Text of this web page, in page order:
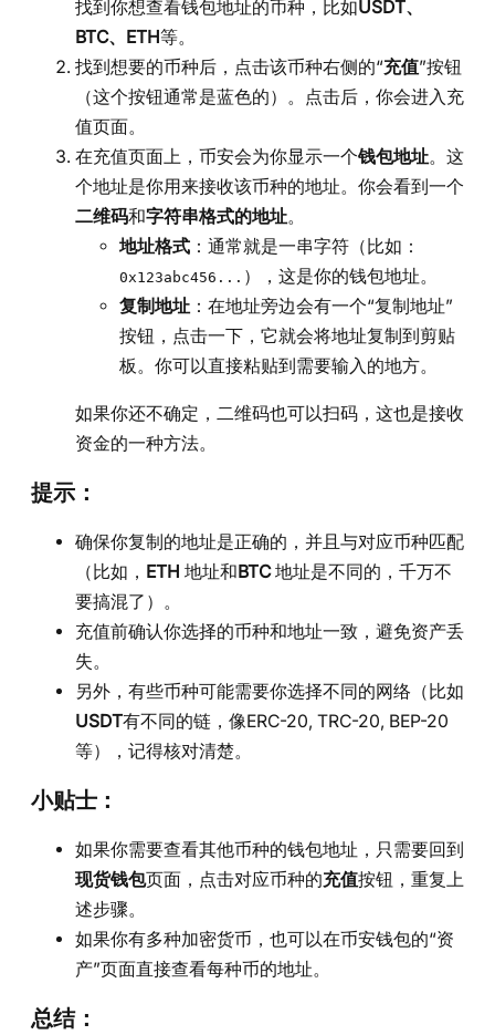
找到你想查看钱包地址的币种，比如USDT、
BTC、ETH等。
找到想要的币种后，点击该币种右侧的“充值”按钮
（这个按钮通常是蓝色的）。点击后，你会进入充
值页面。
在充值页面上，币安会为你显示一个钱包地址。这
个地址是你用来接收该币种的地址。你会看到一个
二维码和字符串格式的地址。
地址格式 ：通常就是一串字符（比如：
0x123abc456... ），这是你的钱包地址。
复制地址 ：在地址旁边会有一个“复制地址”
按钮，点击一下，它就会将地址复制到剪贴
板。你可以直接粘贴到需要输入的地方。
如果你还不确定，二维码也可以扫码，这也是接收
资金的一种方法。
提示：
确保你复制的地址是正确的，并且与对应币种匹配
（比如， ETH 地址和BTC地址是不同的，千万不
要搞混了）。
充值前确认你选择的币种和地址一致，避免资产丢
失。
另外，有些币种可能需要你选择不同的网络（比如
USDT有不同的链，像ERC-20, TRC-20, BEP-20
等），记得核对清楚。
小贴士：
如果你需要查看其他币种的钱包地址，只需要回到
现货钱包页面，点击对应币种的充值按钮，重复上
述步骤。
如果你有多种加密货币，也可以在币安钱包的“资
产”页面直接查看每种币的地址。
总结：